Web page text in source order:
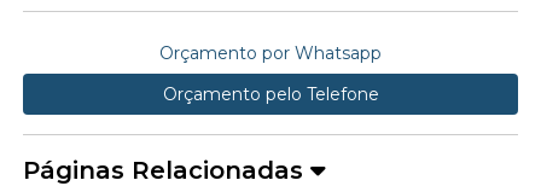
Orçamento por Whatsapp
Orçamento pelo Telefone
Páginas Relacionadas